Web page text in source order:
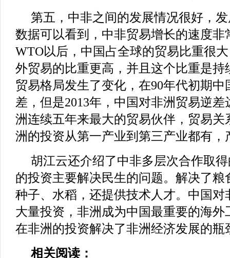
第五，中非之间的发展情况很好，
数据可以看到，中非贸易增长的速度非
WTO以后，中国占全球的贸易比重很
外贸易的比重更高，并且这个比重是持
贸易格局发生了变化，在90年代初期
差，但是2013年，中国对非洲贸易逆差
洲连续五年来最大的贸易伙伴，贸易关
洲的投资从第一产业到第三产业都有，
胡江云还介绍了中非多层次合作取
的投资主要解决民生的问题。解决了
种子、水稻，还提供技术人才。中国对
大量投资，非洲成为中国最重要的海
在非洲的投资解决了非洲经济发展的瓶
相关阅读：